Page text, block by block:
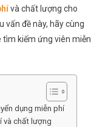
Bỏ
và chất lượng cho
vấn đề này, hãy cùng
tìm kiếm ứng viên miễn
dụng miễn phí
và chất lượng